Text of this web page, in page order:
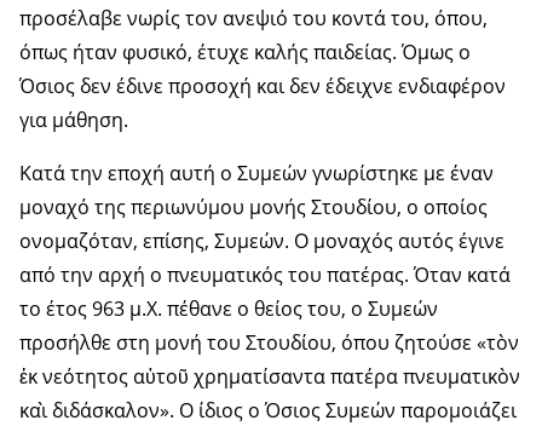
προσέλαβε νωρίς τον ανεψιό του κοντά του, όπου,
όπως ήταν φυσικό, έτυχε καλής παιδείας. Όμως ο
Όσιος δεν έδινε προσοχή και δεν έδειχνε ενδιαφέρον
για μάθηση.
Κατά την εποχή αυτή ο Συμεών γνωρίστηκε με έναν
μοναχό της περιωνύμου μονής Στουδίου, ο οποίος
ονομαζόταν, επίσης, Συμεών. Ο μοναχός αυτός έγινε
από την αρχή ο πνευματικός του πατέρας. Όταν κατά
το έτος 963 μ.Χ. πέθανε ο θείος του, ο Συμεών
προσήλθε στη μονή του Στουδίου, όπου ζητούσε «τὸν
ἐκ νεότητος αὐτοῦ χρηματίσαντα πατέρα πνευματικὸν
καὶ διδάσκαλον». Ο ίδιος ο Όσιος Συμεών παρομοιάζει